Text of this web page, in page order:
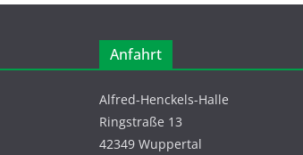
Anfahrt
Alfred-Henckels-Halle
Ringstraße 13
42349 Wuppertal